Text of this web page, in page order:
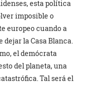
esta política
imposible o
europeo cuando a
la Casa Blanca.
el demócrata
del planeta, una
Tal será el